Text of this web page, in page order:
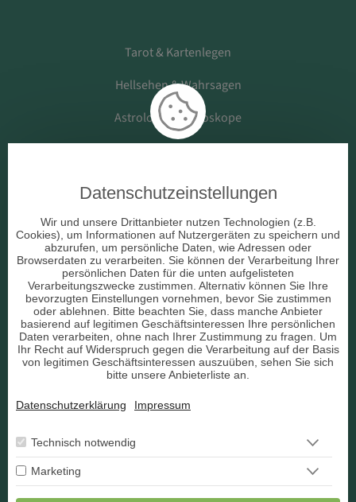
Tarot & Kartenlegen
Hellsehen & Wahrsagen
Astrologie & Horoskope
Beruf & Arbeitsleben
Liebe & Partnerschaft
sonstige Bereiche
AGB
Datenschutz
Impressum
Berater Bewerbung
Datenschutzeinstellungen
Wir und unsere Drittanbieter nutzen Technologien (z.B.
Cookies), um Informationen auf Nutzergeräten zu speichern und
abzurufen, um persönliche Daten, wie Adressen oder
Browserdaten zu verarbeiten. Sie können der Verarbeitung Ihrer
persönlichen Daten für die unten aufgelisteten
Verarbeitungszwecke zustimmen. Alternativ können Sie Ihre
bevorzugten Einstellungen vornehmen, bevor Sie zustimmen
oder ablehnen. Bitte beachten Sie, dass manche Anbieter
basierend auf legitimen Geschäftsinteressen Ihre persönlichen
Daten verarbeiten, ohne nach Ihrer Zustimmung zu fragen. Um
Ihr Recht auf Widerspruch gegen die Verarbeitung auf der Basis
von legitimen Geschäftsinteressen auszuüben, sehen Sie sich
bitte unsere Anbieterliste an.
Datenschutzerklärung Impressum
Technisch notwendig
Marketing